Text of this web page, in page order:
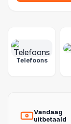
Telefoons
Vandaag
uitbetaald